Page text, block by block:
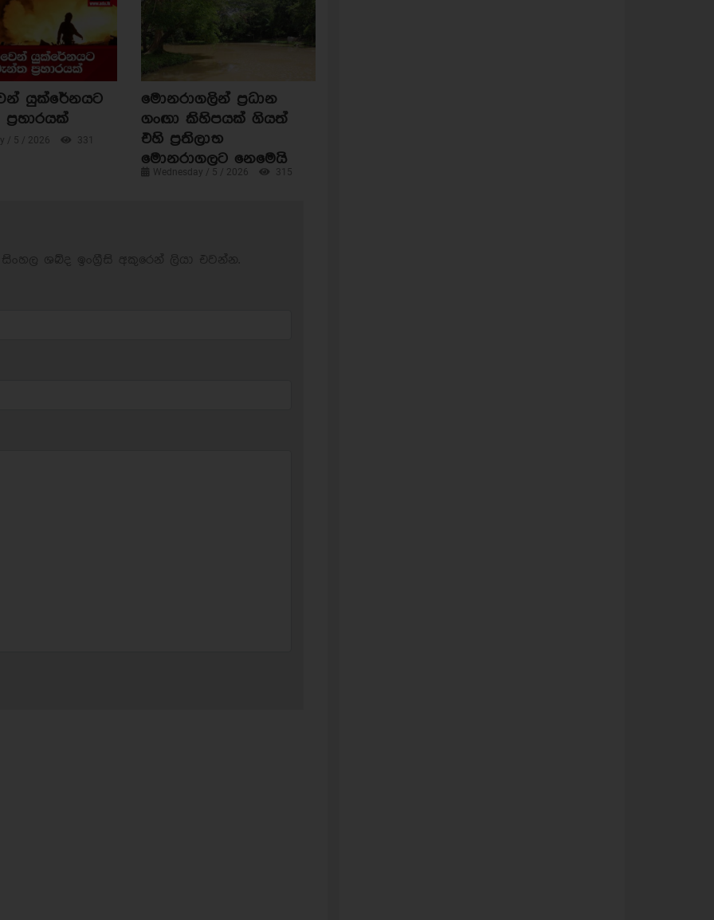
යුක්රේනයට
/ 5 / 2026 331
මොනරාගලින් ප්‍රධාන
ගංඟා කිහිපයක් ගියත්
එහි ප්‍රතිලාභ
මොනරාගලට නෙමෙයි
Wednesday / 5 / 2026 315